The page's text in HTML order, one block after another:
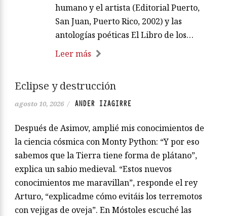
humano y el artista (Editorial Puerto,
San Juan, Puerto Rico, 2002) y las
antologías poéticas El Libro de los…
Leer más
Eclipse y destrucción
agosto 10, 2026 / ANDER IZAGIRRE
Después de Asimov, amplié mis conocimientos de
la ciencia cósmica con Monty Python: “Y por eso
sabemos que la Tierra tiene forma de plátano”,
explica un sabio medieval. “Estos nuevos
conocimientos me maravillan”, responde el rey
Arturo, “explicadme cómo evitáis los terremotos
con vejigas de oveja”. En Móstoles escuché las